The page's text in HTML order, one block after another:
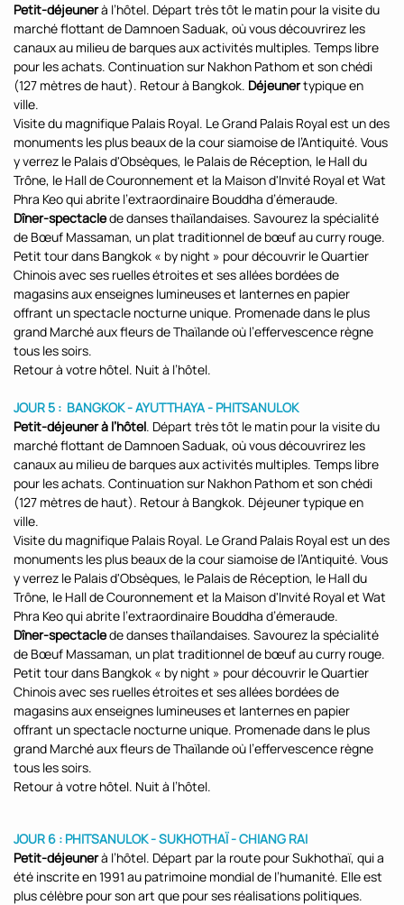
Petit-déjeunerà l’hôtel. Départ très tôt le matin pour la visite du
marché flottant de Damnoen Saduak, où vous découvrirez les
canaux au milieu de barques aux activités multiples. Temps libre
pour les achats. Continuation sur Nakhon Pathom et son chédi
(127 mètres de haut). Retour à Bangkok. Déjeunertypique en
ville.
Visite du magnifique Palais Royal. Le Grand Palais Royal est un des
monuments les plus beaux de la cour siamoise de l’Antiquité. Vous
y verrez le Palais d'Obsèques, le Palais de Réception, le Hall du
Trône, le Hall de Couronnement et la Maison d'Invité Royal et Wat
Phra Keo qui abrite l’extraordinaire Bouddha d’émeraude.
Dîner-spectaclede danses thaïlandaises. Savourez la spécialité
de Bœuf Massaman, un plat traditionnel de bœuf au curry rouge.
Petit tour dans Bangkok « by night » pour découvrir le Quartier
Chinois avec ses ruelles étroites et ses allées bordées de
magasins aux enseignes lumineuses et lanternes en papier
offrant un spectacle nocturne unique. Promenade dans le plus
grand Marché aux fleurs de Thaïlande où l’effervescence règne
tous les soirs.
Retour à votre hôtel. Nuit à l’hôtel.
JOUR 5 : BANGKOK - AYUTTHAYA - PHITSANULOK
Petit-déjeuner à l’hôtel. Départ très tôt le matin pour la visite du
marché flottant de Damnoen Saduak, où vous découvrirez les
canaux au milieu de barques aux activités multiples. Temps libre
pour les achats. Continuation sur Nakhon Pathom et son chédi
(127 mètres de haut). Retour à Bangkok. Déjeuner typique en
ville.
Visite du magnifique Palais Royal. Le Grand Palais Royal est un des
monuments les plus beaux de la cour siamoise de l’Antiquité. Vous
y verrez le Palais d'Obsèques, le Palais de Réception, le Hall du
Trône, le Hall de Couronnement et la Maison d'Invité Royal et Wat
Phra Keo qui abrite l’extraordinaire Bouddha d’émeraude.
Dîner-spectaclede danses thaïlandaises. Savourez la spécialité
de Bœuf Massaman, un plat traditionnel de bœuf au curry rouge.
Petit tour dans Bangkok « by night » pour découvrir le Quartier
Chinois avec ses ruelles étroites et ses allées bordées de
magasins aux enseignes lumineuses et lanternes en papier
offrant un spectacle nocturne unique. Promenade dans le plus
grand Marché aux fleurs de Thaïlande où l’effervescence règne
tous les soirs.
Retour à votre hôtel. Nuit à l’hôtel.
JOUR 6 : PHITSANULOK - SUKHOTHAÏ - CHIANG RAI
Petit-déjeunerà l’hôtel. Départ par la route pour Sukhothaï, qui a
été inscrite en 1991 au patrimoine mondial de l’humanité. Elle est
plus célèbre pour son art que pour ses réalisations politiques.